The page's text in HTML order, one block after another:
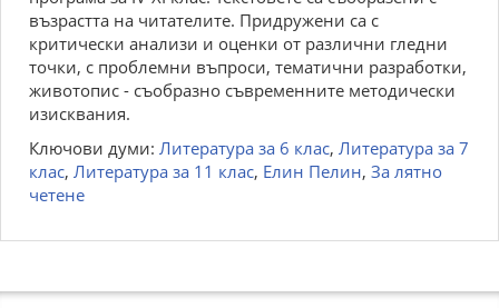
възрастта на читателите. Придружени са с
критически анализи и оценки от различни гледни
точки, с проблемни въпроси, тематични разработки,
животопис - съобразно съвременните методически
изисквания.
Ключови думи: Литература за 6 клас, Литература за 7
клас, Литература за 11 клас, Елин Пелин, За лятно
четене